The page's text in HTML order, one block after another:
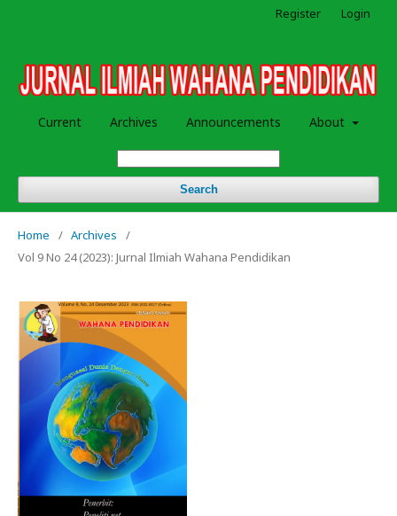
Current Archives Announcements About
Search
Register Login
Home / Archives
/
Vol 9 No 24 (2023): Jurnal Ilmiah Wahana Pendidikan